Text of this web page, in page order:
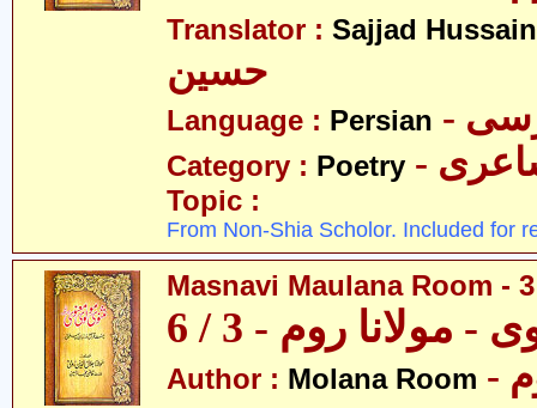
Translator : Sajjad Hussain
حسین
Language : Persian
Category : Poetry
Topic :
From Non-Shia Scholor. Included for
Masnavi Maulana Room -
- مولانا روم - 3 / 6
Author : Molana Room